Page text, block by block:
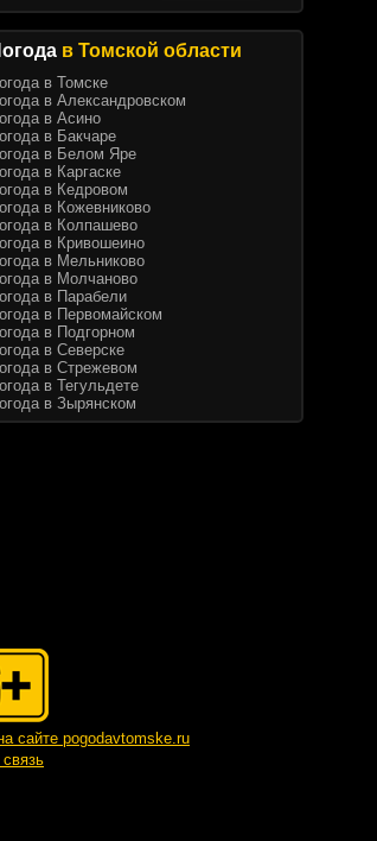
в Томской области
в Томске
в Александровском
в Асино
в Бакчаре
в Белом Яре
в Каргаске
в Кедровом
в Кожевниково
в Колпашево
в Кривошеино
в Мельниково
в Молчаново
в Парабели
в Первомайском
в Подгорном
в Северске
в Стрежевом
в Тегульдете
в Зырянском
сайте pogodavtomske.ru